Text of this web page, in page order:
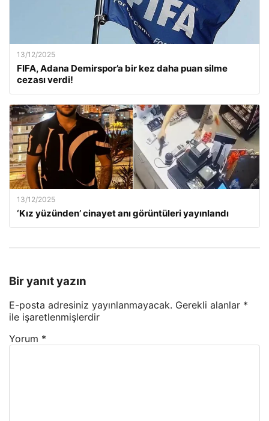
13/12/2025
FIFA, Adana Demirspor’a bir kez daha puan silme
cezası verdi!
13/12/2025
‘Kız yüzünden’ cinayet anı görüntüleri yayınlandı
Bir yanıt yazın
E-posta adresiniz yayınlanmayacak. Gerekli alanlar *
ile işaretlenmişlerdir
Yorum *